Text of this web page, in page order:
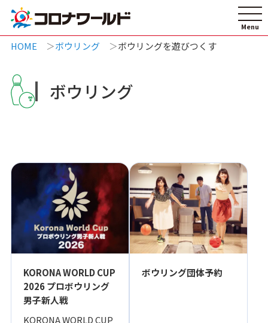
HOME ボウリング ボウリングを遊びつくす
ボウリング
KORONA WORLD CUP
2026 プロボウリング
男子新人戦
KORONA WORLD CUP
ボウリング団体予約